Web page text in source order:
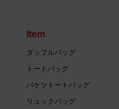
Item
ダッフルバッグ
トートバッグ
バケツトートバッグ
リュックバッグ